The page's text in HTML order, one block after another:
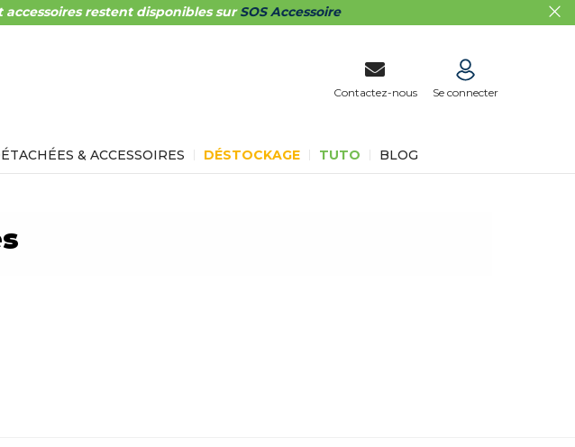
accessoires restent disponibles surSOS Accessoire
Contactez-nous Se connecter
& ACCESSOIRES DÉSTOCKAGE TUTO BLOG